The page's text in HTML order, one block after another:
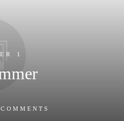
1
COMMENTS